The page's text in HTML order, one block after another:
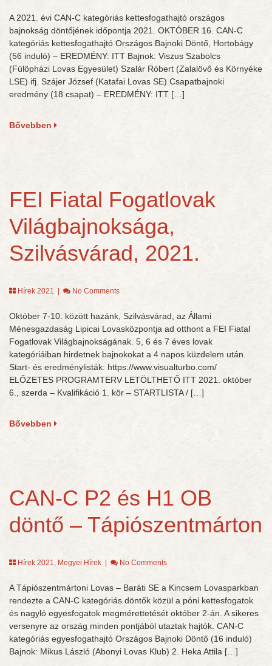
A 2021. évi CAN-C kategóriás kettesfogathajtó országos
bajnokság döntőjének időpontja 2021. OKTÓBER 16. CAN-C
kategóriás kettesfogathajtó Országos Bajnoki Döntő, Hortobágy
(56 induló) – EREDMÉNY: ITT Bajnok: Viszus Szabolcs
(Fülöpházi Lovas Egyesület) Szalár Róbert (Zalalövő és Környéke
LSE) ifj. Szájer József (Katafai Lovas SE) Csapatbajnoki
eredmény (18 csapat) – EREDMÉNY: ITT […]
Bővebben
FEI Fiatal Fogatlovak
Világbajnoksága,
Szilvásvárad, 2021.
Hírek 2021 No Comments
Október 7-10. között hazánk, Szilvásvárad, az Állami
Ménesgazdaság Lipicai Lovasközpontja ad otthont a FEI Fiatal
Fogatlovak Világbajnokságának. 5, 6 és 7 éves lovak
kategóriáiban hirdetnek bajnokokat a 4 napos küzdelem után.
Start- és eredménylisták: https://www.visualturbo.com/
ELŐZETES PROGRAMTERV LETÖLTHETŐ ITT 2021. október
6., szerda – Kvalifikáció 1. kör – STARTLISTA / […]
Bővebben
CAN-C P2 és H1 OB
döntő – Tápiószentmárton
Hírek 2021, Megyei Hírek No Comments
A Tápiószentmártoni Lovas – Baráti SE a Kincsem Lovasparkban
rendezte a CAN-C kategóriás döntők közül a póni kettesfogatok
és nagyló egyesfogatok megmérettetését október 2-án. A sikeres
versenyre az ország minden pontjából utaztak hajtók. CAN-C
kategóriás egyesfogathajtó Országos Bajnoki Döntő (16 induló)
Bajnok: Mikus László (Abonyi Lovas Klub) 2. Heka Attila […]